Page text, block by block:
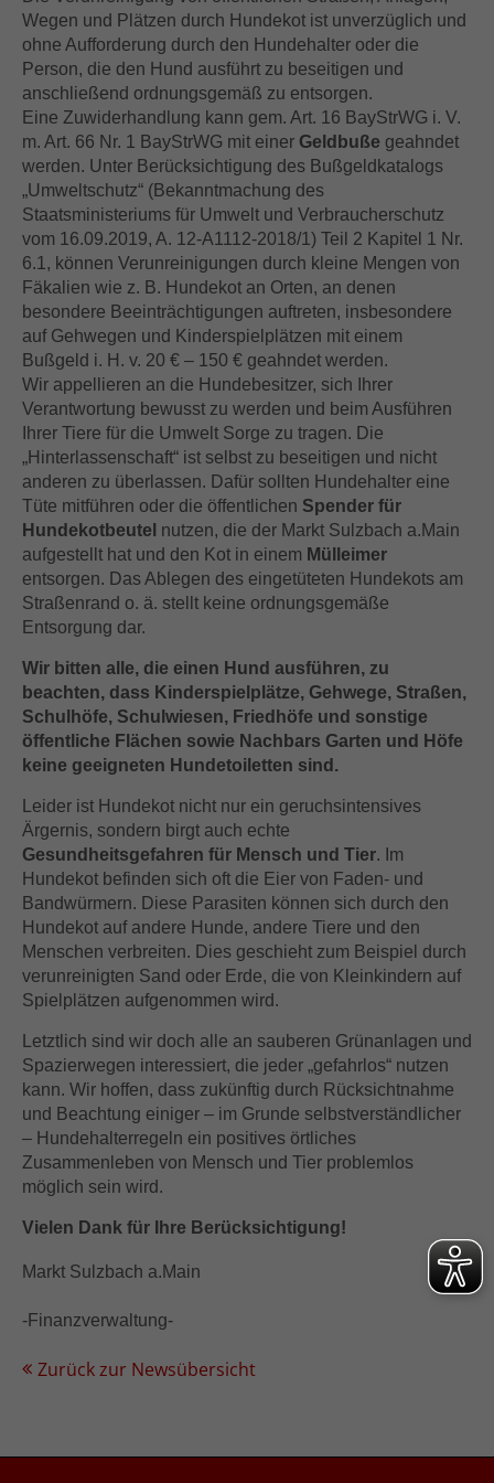
Wegen und Plätzen durch Hundekot ist unverzüglich und
ohne Aufforderung durch den Hundehalter oder die
Person, die den Hund ausführt zu beseitigen und
anschließend ordnungsgemäß zu entsorgen.
Eine Zuwiderhandlung kann gem. Art. 16 BayStrWG i. V.
m. Art. 66 Nr. 1 BayStrWG mit einer Geldbuße geahndet
werden. Unter Berücksichtigung des Bußgeldkatalogs
„Umweltschutz“ (Bekanntmachung des
Staatsministeriums für Umwelt und Verbraucherschutz
vom 16.09.2019, A. 12-A1112-2018/1) Teil 2 Kapitel 1 Nr.
6.1, können Verunreinigungen durch kleine Mengen von
Fäkalien wie z. B. Hundekot an Orten, an denen
besondere Beeinträchtigungen auftreten, insbesondere
auf Gehwegen und Kinderspielplätzen mit einem
Bußgeld i. H. v. 20 € – 150 € geahndet werden.
Wir appellieren an die Hundebesitzer, sich Ihrer
Verantwortung bewusst zu werden und beim Ausführen
Ihrer Tiere für die Umwelt Sorge zu tragen. Die
„Hinterlassenschaft“ ist selbst zu beseitigen und nicht
anderen zu überlassen. Dafür sollten Hundehalter eine
Tüte mitführen oder die öffentlichen Spender für
Hundekotbeutel nutzen, die der Markt Sulzbach a.Main
aufgestellt hat und den Kot in einem Mülleimer
entsorgen. Das Ablegen des eingetüteten Hundekots am
Straßenrand o. ä. stellt keine ordnungsgemäße
Entsorgung dar.
Wir bitten alle, die einen Hund ausführen, zu
beachten, dass Kinderspielplätze, Gehwege, Straßen,
Schulhöfe, Schulwiesen, Friedhöfe und sonstige
öffentliche Flächen sowie Nachbars Garten und Höfe
keine geeigneten Hundetoiletten sind.
Leider ist Hundekot nicht nur ein geruchsintensives
Ärgernis, sondern birgt auch echte
Gesundheitsgefahren für Mensch und Tier. Im
Hundekot befinden sich oft die Eier von Faden- und
Bandwürmern. Diese Parasiten können sich durch den
Hundekot auf andere Hunde, andere Tiere und den
Menschen verbreiten. Dies geschieht zum Beispiel durch
verunreinigten Sand oder Erde, die von Kleinkindern auf
Spielplätzen aufgenommen wird.
Letztlich sind wir doch alle an sauberen Grünanlagen und
Spazierwegen interessiert, die jeder „gefahrlos“ nutzen
kann. Wir hoffen, dass zukünftig durch Rücksichtnahme
und Beachtung einiger – im Grunde selbstverständlicher
– Hundehalterregeln ein positives örtliches
Zusammenleben von Mensch und Tier problemlos
möglich sein wird.
Vielen Dank für Ihre Berücksichtigung!
Markt Sulzbach a.Main
-Finanzverwaltung-
Zurück zur Newsübersicht